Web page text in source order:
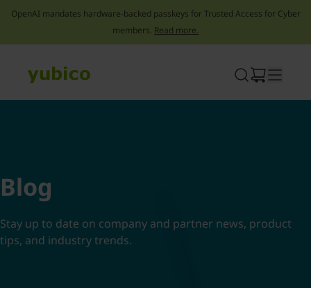
OpenAI mandates hardware-backed passkeys for Trusted Access for Cyber
members. Read more.
Blog
Stay up to date on company and partner news, product
tips, and industry trends.